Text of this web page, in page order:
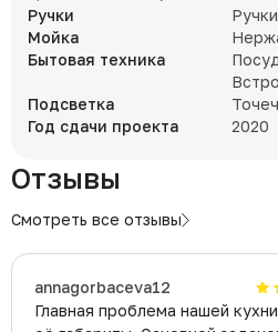
Ручки
Мойка
Бытовая техника
Подсветка
Год сдачи проекта
2020
Отзывы
Смотреть все отзывы
​annagorbaceva12
Главная проблема нашей